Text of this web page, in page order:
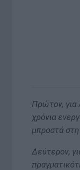
Πρώτον, για
χρόνια
μπροστά στη
Δεύτερον,